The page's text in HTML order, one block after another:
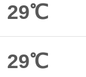
29℃
29℃